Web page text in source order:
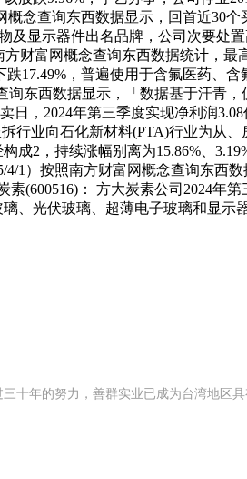
念查询东西数据显示，回首近30
显示器件出名品牌，公司次要处
财富网概念查询东西数据统计，最
，普遍使用于含氟医药、
东西数据显示，「数据基于汗青
，2024年第三季度实现净利润
行业向石化新材料(PTA)行业为从
2，持续涨幅别离为15.86%、
1）按照南方财富网概念查询东西
(600516)： 方大炭素公司2024年
、光伏玻璃、超薄电子玻璃和显
十年的努力，善群实业已成为台湾地区